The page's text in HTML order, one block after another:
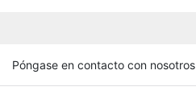
Póngase en contacto con nosotros